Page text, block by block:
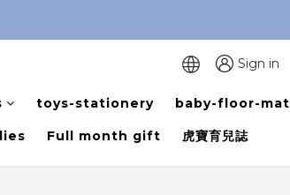
，外島地區請洽客服)
Sign in
toys-stationery baby-floor-mat
Full month gift 虎寶育兒誌